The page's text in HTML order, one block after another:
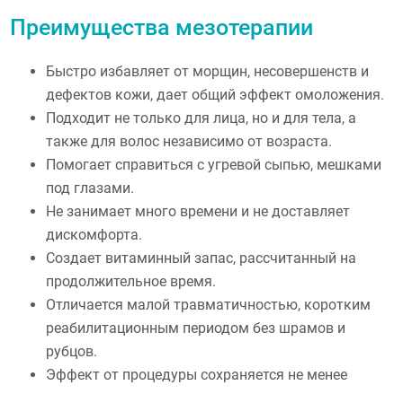
Преимущества мезотерапии
Быстро избавляет от морщин, несовершенств и
дефектов кожи, дает общий эффект омоложения.
Подходит не только для лица, но и для тела, а
также для волос независимо от возраста.
Помогает справиться с угревой сыпью, мешками
под глазами.
Не занимает много времени и не доставляет
дискомфорта.
Создает витаминный запас, рассчитанный на
продолжительное время.
Отличается малой травматичностью, коротким
реабилитационным периодом без шрамов и
рубцов.
Эффект от процедуры сохраняется не менее